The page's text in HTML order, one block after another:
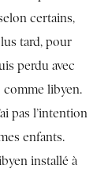
certains,
tard, pour
perdu avec
libyen.
pas l’intention
enfants.
installé à